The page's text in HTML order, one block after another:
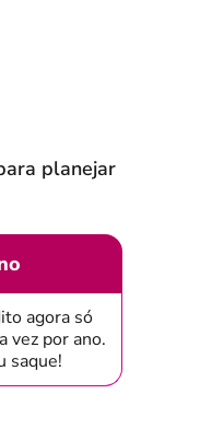
planejar
agora só
vez por ano.
saque!